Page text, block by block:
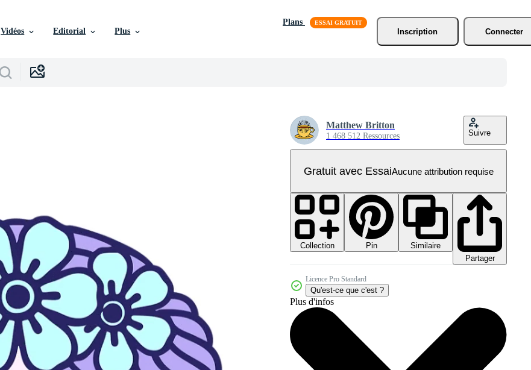
Vidéos Editorial Plus
Plans
Inscription
Connecter
Matthew Britton
1 468 512 Ressources Suivre
Gratuit avec EssaiAucune attribution requise
Collection Pin
Similaire
Partager
Licence Pro Standard
Qu'est-ce que c'est ?
Plus d'infos